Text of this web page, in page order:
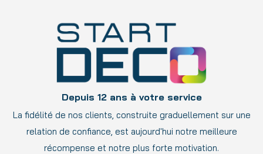
Depuis 12 ans à votre service
La fidélité de nos clients, construite graduellement sur une
relation de confiance, est aujourd'hui notre meilleure
récompense et notre plus forte motivation.